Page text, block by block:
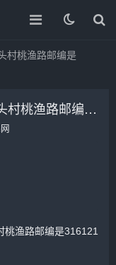
村桃渔路邮编是
浙江省舟山市普陀区桃花镇后沙头村桃渔路邮编是316121
桃渔路邮编是316121